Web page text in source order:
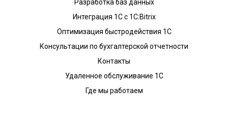
Разработка баз данных
Интеграция 1С с 1С:Bitrix
Оптимизация быстродействия 1С
Консультации по бухгалтерской отчетности
Контакты
Удаленное обслуживание 1С
Где мы работаем